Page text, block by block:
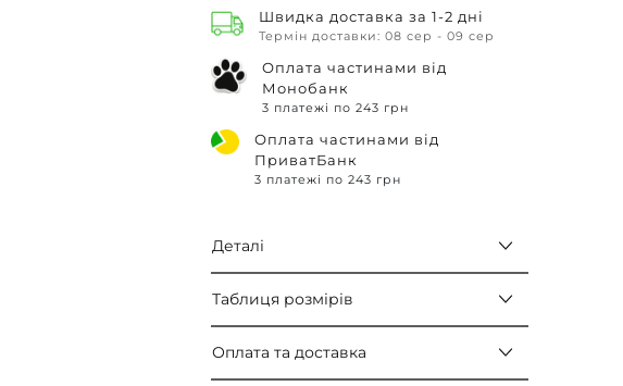
Швидка доставка за 1-2 дні
Термін доставки: 08 сер - 09 сер
Оплата частинами від
Монобанк
3 платежі по 243 грн
Оплата частинами від
ПриватБанк
3 платежі по 243 грн
Деталі
Таблиця розмірів
Оплата та доставка